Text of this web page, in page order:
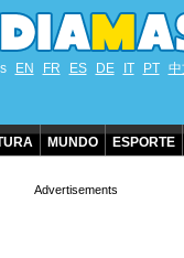
EN FR ES DE IT PT 中
MUNDO ESPORTE